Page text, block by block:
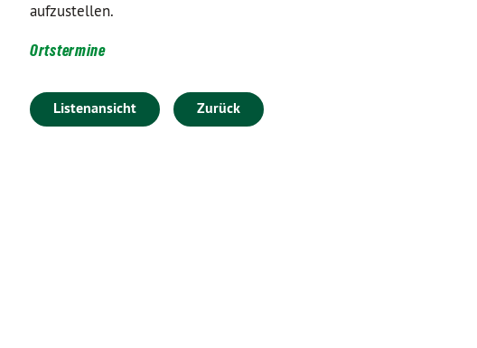
aufzustellen.
Ortstermine
Listenansicht Zurück